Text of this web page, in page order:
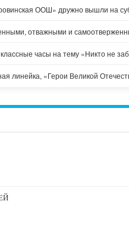
ООШ» дружно вышли на
отважными и
часы на тему «Никто не
«Герои Великой